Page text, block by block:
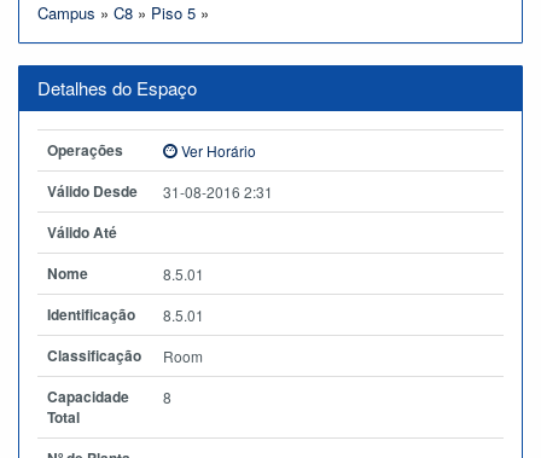
Campus » C8 » Piso 5 »
Detalhes do Espaço
Operações Ver Horário
Válido Desde 31-08-2016 2:31
Válido Até
Nome
8.5.01
Identificação 8.5.01
Classificação Room
Capacidade
Total
8